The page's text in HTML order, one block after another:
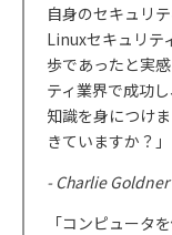
自身のセキュリ
Linuxセキュリテ
歩であったと実
ティ業界で成功
知識を身につけ
きていますか？」
- Charlie Goldner
「コンピュータ